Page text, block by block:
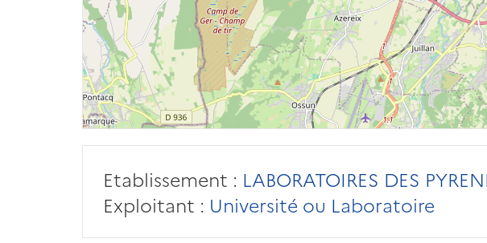
Etablissement : LABORATOIRES DES
Exploitant : Université ou Laboratoire